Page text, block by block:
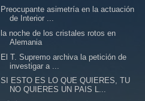
Preocupante asimetría en la actuación
de Interior ...
la noche de los cristales rotos en
Alemania
El T. Supremo archiva la petición de
investigar a ...
SI ESTO ES LO QUE QUIERES, TU
NO QUIERES UN PAIS L...